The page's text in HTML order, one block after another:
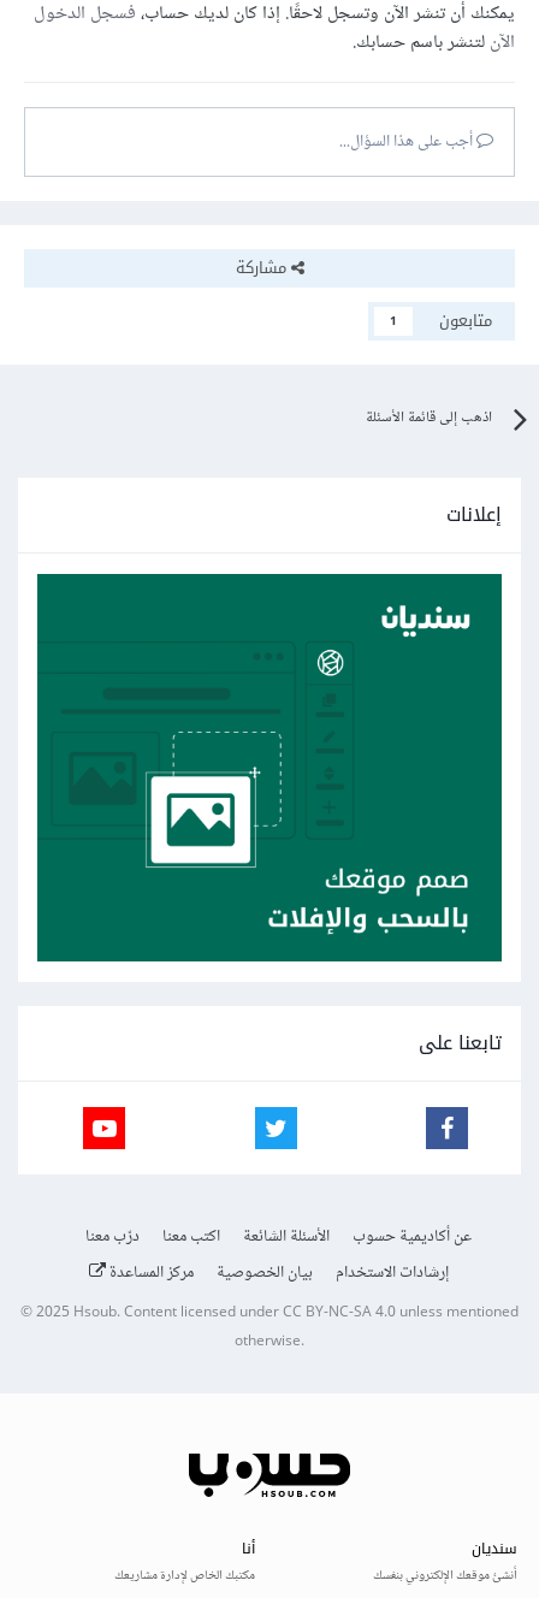
يمكنك أن تنشر الآن وتسجل لاحقًا. إذا كان لديك حساب،فسجل الدخول
الآنلتنشر باسم حسابك.
أجب على هذا السؤال...
مشاركة
متابعون
1
اذهب إلى قائمة الأسئلة
إعلانات
تابعنا على
عن أكاديمية حسوب الأسئلة الشائعة اكتب معنا
درّب معنا
إرشادات الاستخدام
بيان الخصوصية مركز المساعدة
© 2025Hsoub.Content licensed underCC BY-NC-SA 4.0unless mentioned
otherwise.